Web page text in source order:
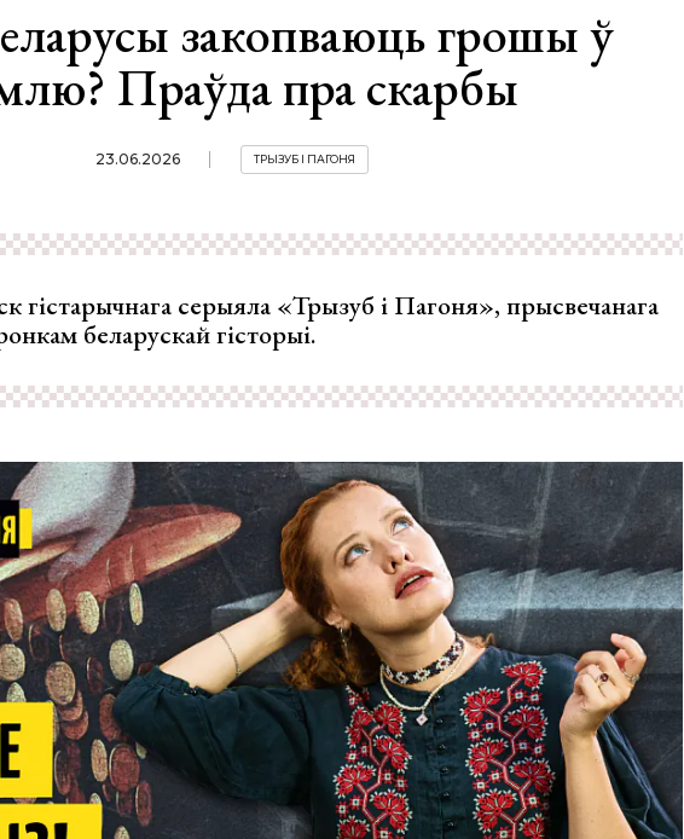
закопваюць грошы ў
Праўда пра скарбы
23.06.2026 ТРЫЗУБ І ПАГОНЯ
гістарычнага серыяла «Трызуб і Пагоня», прысвечанага
беларускай гісторыі.